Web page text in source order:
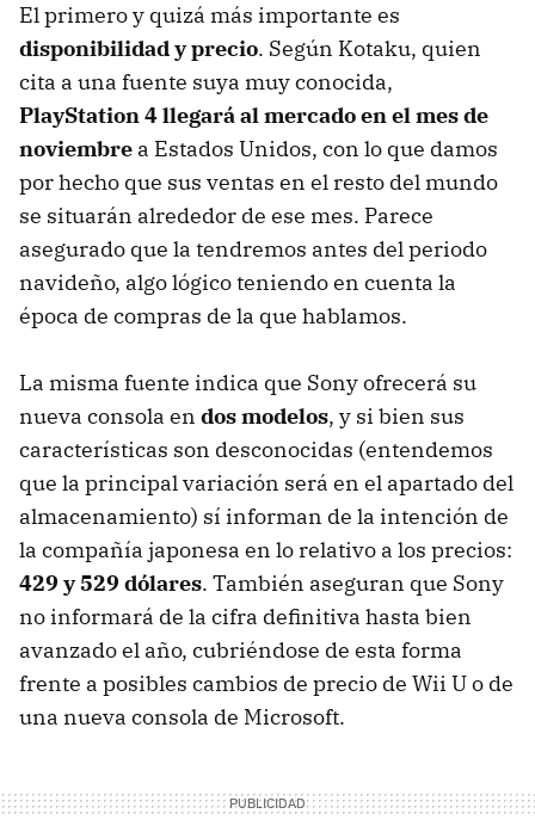
El primero y quizá más importante es
disponibilidad y precio. Según Kotaku, quien
cita a una fuente suya muy conocida,
PlayStation 4 llegará al mercado en el mes de
noviembre a Estados Unidos, con lo que damos
por hecho que sus ventas en el resto del mundo
se situarán alrededor de ese mes. Parece
asegurado que la tendremos antes del periodo
navideño, algo lógico teniendo en cuenta la
época de compras de la que hablamos.
La misma fuente indica que Sony ofrecerá su
nueva consola en dos modelos, y si bien sus
características son desconocidas (entendemos
que la principal variación será en el apartado del
almacenamiento) sí informan de la intención de
la compañía japonesa en lo relativo a los precios:
429 y 529 dólares. También aseguran que Sony
no informará de la cifra definitiva hasta bien
avanzado el año, cubriéndose de esta forma
frente a posibles cambios de precio de Wii U o de
una nueva consola de Microsoft.